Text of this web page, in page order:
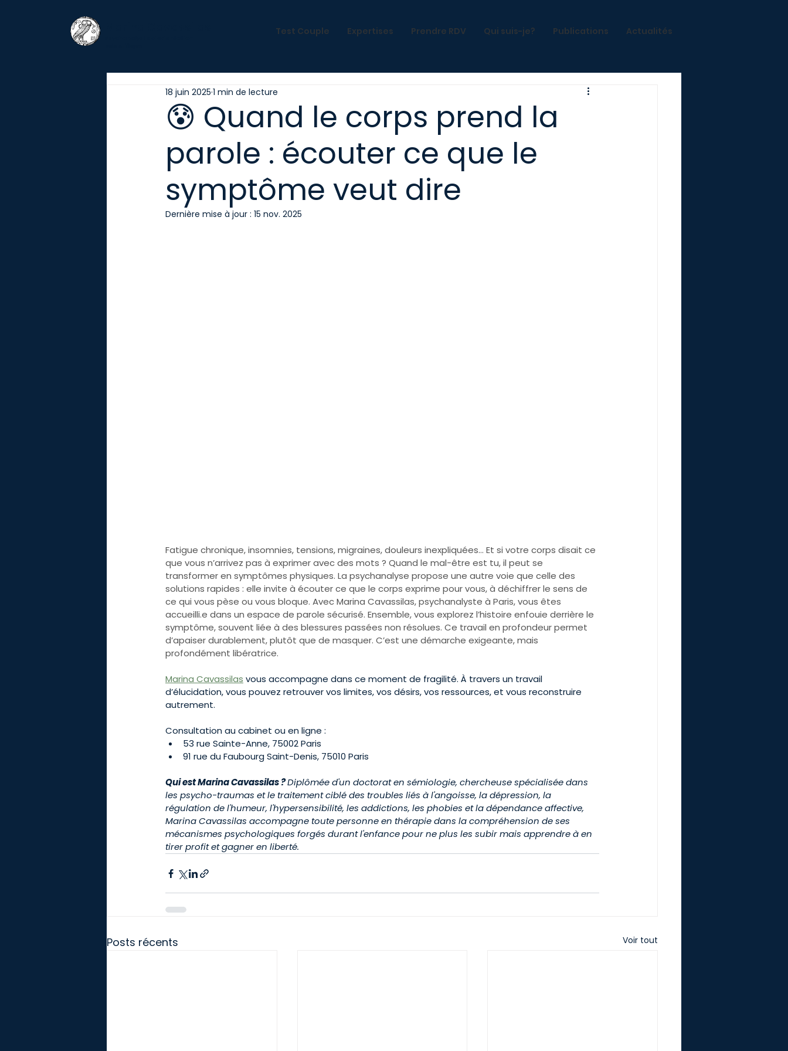
Test Couple Expertises Prendre RDV Qui suis-je? Publications Actualités
😰 Quand le corps prend la
parole : écouter ce que le
symptôme veut dire
18 juin 2025 1 min de lecture
Dernière mise à jour : 15 nov. 2025
Fatigue chronique, insomnies, tensions, migraines, douleurs inexpliquées… Et si votre corps disait ce
que vous n’arrivez pas à exprimer avec des mots ? Quand le mal-être est tu, il peut se
transformer en symptômes physiques. La psychanalyse propose une autre voie que celle des
solutions rapides : elle invite à écouter ce que le corps exprime pour vous, à déchiffrer le sens de
ce qui vous pèse ou vous bloque. Avec Marina Cavassilas, psychanalyste à Paris, vous êtes
accueilli.e dans un espace de parole sécurisé. Ensemble, vous explorez l’histoire enfouie derrière le
symptôme, souvent liée à des blessures passées non résolues. Ce travail en profondeur permet
d’apaiser durablement, plutôt que de masquer. C’est une démarche exigeante, mais
profondément libératrice.
Marina Cavassilas vous accompagne dans ce moment de fragilité. À travers un travail
d’élucidation, vous pouvez retrouver vos limites, vos désirs, vos ressources, et vous reconstruire
autrement.
Consultation au cabinet ou en ligne :
53 rue Sainte-Anne, 75002 Paris
91 rue du Faubourg Saint-Denis, 75010 Paris
Qui est Marina Cavassilas ? Diplômée d'un doctorat en sémiologie, chercheuse spécialisée dans
les psycho-traumas et le traitement ciblé des troubles liés à l'angoisse, la dépression, la
régulation de l'humeur, l'hypersensibilité, les addictions, les phobies et la dépendance affective,
Marina Cavassilas accompagne toute personne en thérapie dans la compréhension de ses
mécanismes psychologiques forgés durant l'enfance pour ne plus les subir mais apprendre à en
tirer profit et gagner en liberté.
Posts récents Voir tout